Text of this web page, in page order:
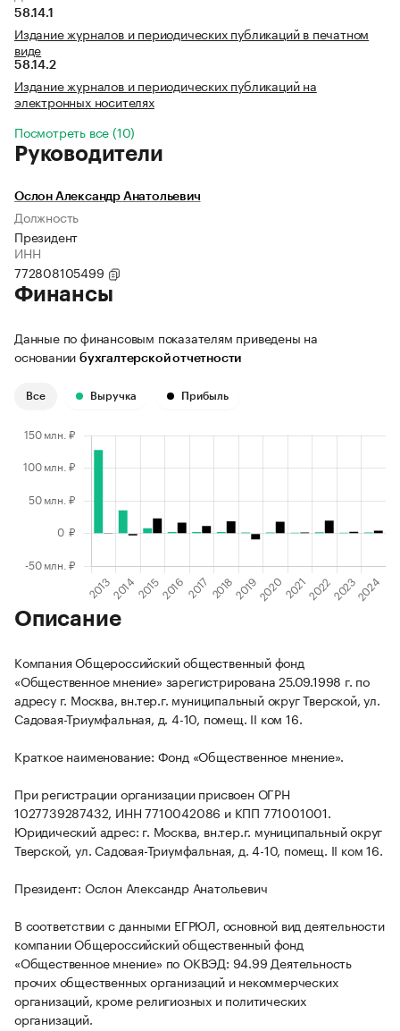
58.14.1
Издание журналов и периодических публикаций в печатном
виде
58.14.2
Издание журналов и периодических публикаций на
электронных носителях
Посмотреть все (10)
Руководители
Ослон Александр Анатольевич
Должность
Президент
ИНН
772808105499
Финансы
Данные по финансовым показателям приведены на
основании бухгалтерской отчетности
Все Выручка Прибыль
Описание
Компания Общероссийский общественный фонд
«Общественное мнение» зарегистрирована 25.09.1998 г. по
адресу г. Москва, вн.тер.г. муниципальный округ Тверской, ул.
Садовая-Триумфальная, д. 4-10, помещ. II ком 16.
Краткое наименование: Фонд «Общественное мнение».
При регистрации организации присвоен ОГРН
1027739287432, ИНН 7710042086 и КПП 771001001.
Юридический адрес: г. Москва, вн.тер.г. муниципальный округ
Тверской, ул. Садовая-Триумфальная, д. 4-10, помещ. II ком 16.
Президент: Ослон Александр Анатольевич
В соответствии с данными ЕГРЮЛ, основной вид деятельности
компании Общероссийский общественный фонд
«Общественное мнение» по ОКВЭД: 94.99 Деятельность
прочих общественных организаций и некоммерческих
организаций, кроме религиозных и политических
организаций.